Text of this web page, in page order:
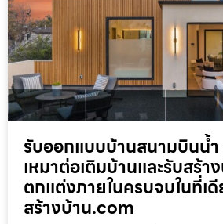
รับออกแบบบ้านสนามบินน้ำ
เหมาต่อเติมบ้านและรับสร้า
ตกแต่งภายในครบจบในที่เดี
สร้างบ้าน.com